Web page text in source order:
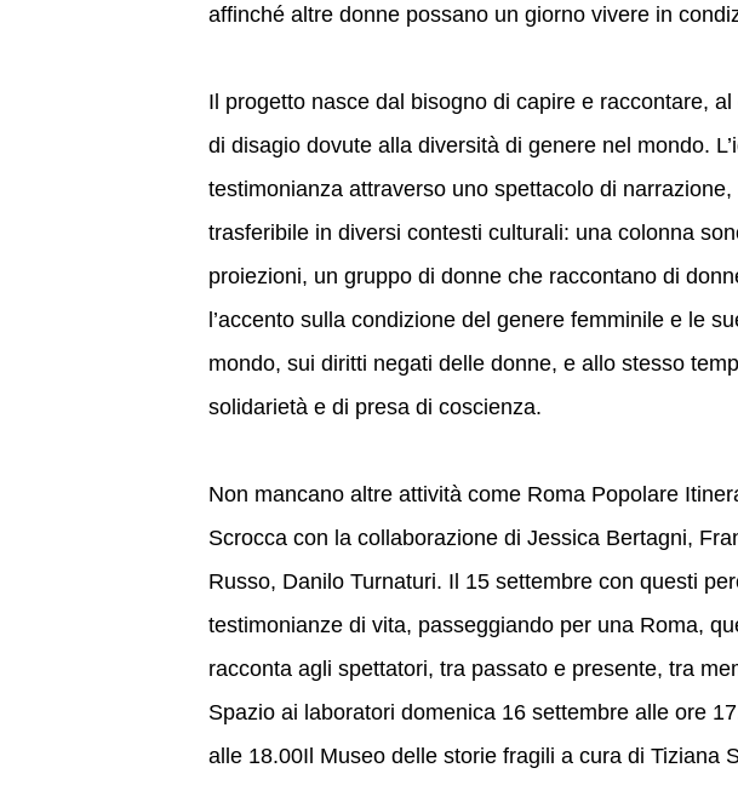
affinché altre donne possano un giorno vivere in
Il progetto nasce dal bisogno di capire e raccontare,
di disagio dovute alla diversità di genere nel mondo.
testimonianza attraverso uno spettacolo di
trasferibile in diversi contesti culturali: una colonna
proiezioni, un gruppo di donne che raccontano di
l’accento sulla condizione del genere femminile e le
mondo, sui diritti negati delle donne, e allo stesso
solidarietà e di presa di coscienza.
Non mancano altre attività come Roma Popolare
Scrocca con la collaborazione di Jessica Bertagni,
Russo, Danilo Turnaturi. Il 15 settembre con questi
testimonianze di vita, passeggiando per una Roma,
racconta agli spettatori, tra passato e presente, tra
Spazio ai laboratori domenica 16 settembre alle ore
alle 18.00Il Museo delle storie fragili a cura di Tiziana